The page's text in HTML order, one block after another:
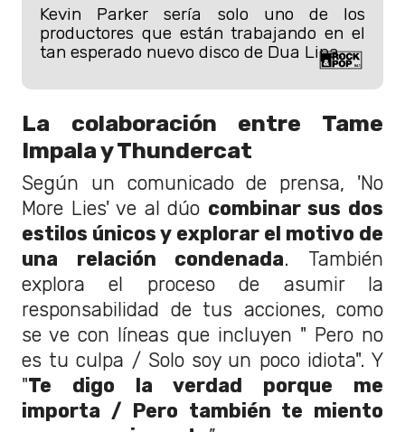
Kevin Parker sería solo uno de los
productores que están trabajando en el
tan esperado nuevo disco de Dua Lipa.
La colaboración entre Tame
Impala y Thundercat
Según un comunicado de prensa, 'No
More Lies' ve al dúo combinar sus dos
estilos únicos y explorar el motivo de
una relación condenada. También
explora el proceso de asumir la
responsabilidad de tus acciones, como
se ve con líneas que incluyen " Pero no
es tu culpa / Solo soy un poco idiota". Y
"Te digo la verdad porque me
importa / Pero también te miento